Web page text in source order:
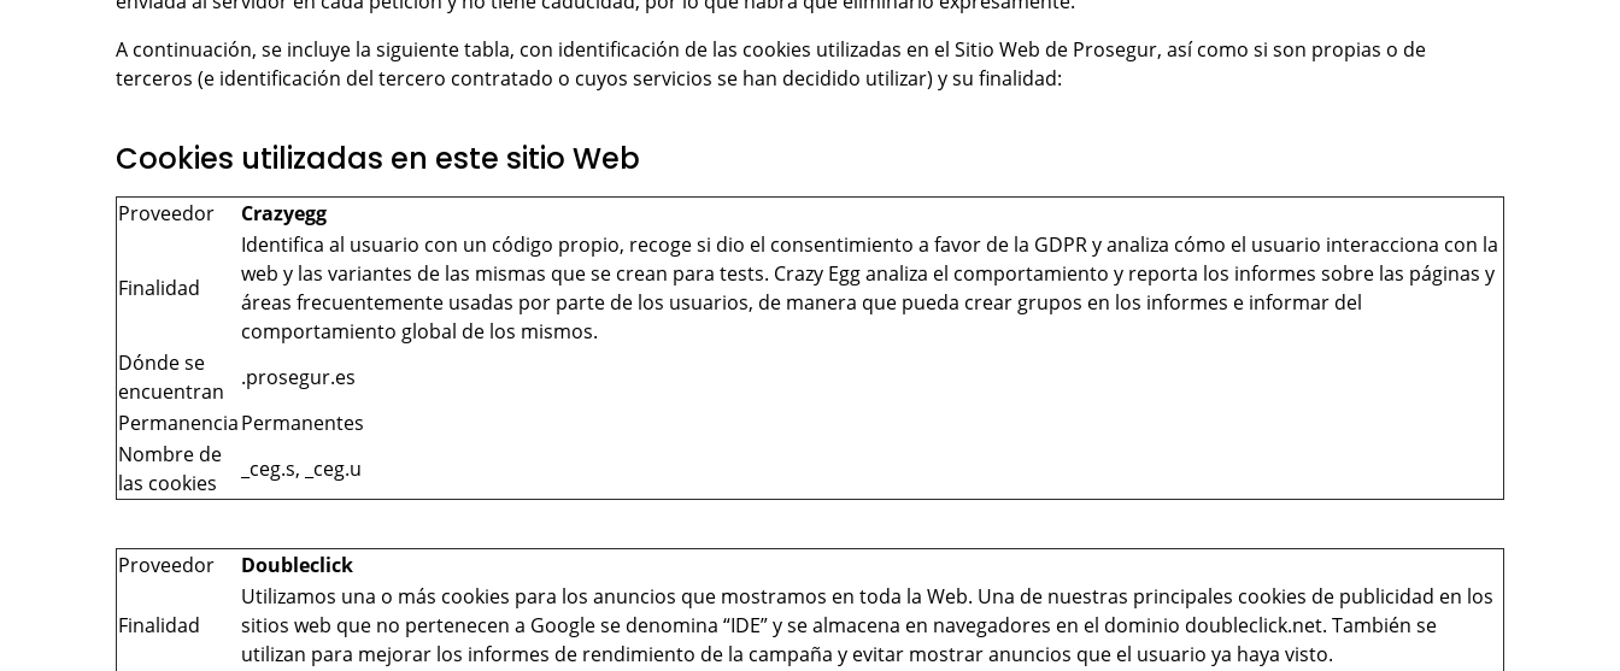
A continuación, se incluye la siguiente tabla, con identificación de las cookies utilizadas en el Sitio Web de Prosegur, así como si son propias o de
terceros (e identificación del tercero contratado o cuyos servicios se han decidido utilizar) y su finalidad:
Cookies utilizadas en este sitio Web
Proveedor Crazyegg
Finalidad
Identifica al usuario con un código propio, recoge si dio el consentimiento a favor de la GDPR y analiza cómo el usuario interacciona con la
web y las variantes de las mismas que se crean para tests. Crazy Egg analiza el comportamiento y reporta los informes sobre las páginas y
áreas frecuentemente usadas por parte de los usuarios, de manera que pueda crear grupos en los informes e informar del
comportamiento global de los mismos.
Dónde se
encuentran
.prosegur.es
PermanenciaPermanentes
Nombre de
las cookies
_ceg.s, _ceg.u
Proveedor Doubleclick
Finalidad
Utilizamos una o más cookies para los anuncios que mostramos en toda la Web. Una de nuestras principales cookies de publicidad en los
sitios web que no pertenecen a Google se denomina “IDE” y se almacena en navegadores en el dominio doubleclick.net. También se
utilizan para mejorar los informes de rendimiento de la campaña y evitar mostrar anuncios que el usuario ya haya visto.